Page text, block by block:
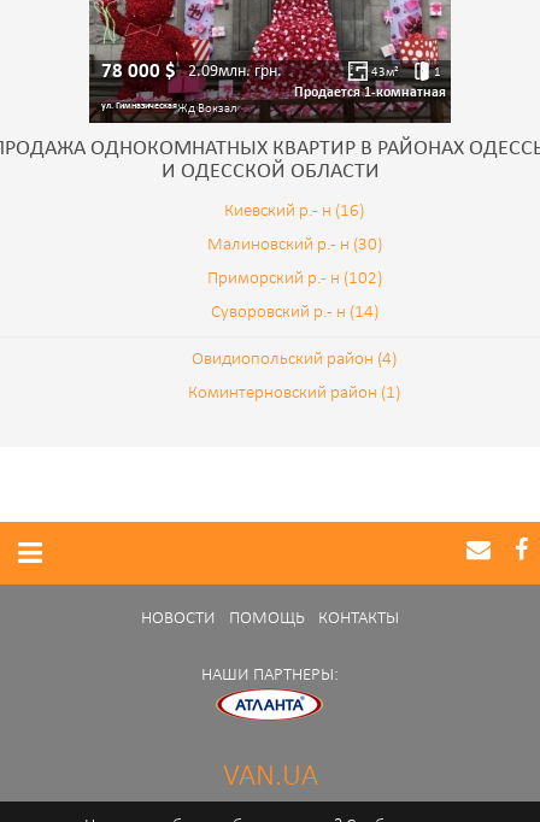
78 000$ 2.09млн.грн. 43м² 1
Продается 1-комнатная
ул. ГимназическаяЖд Вокзал
ОДНОКОМНАТНЫХ КВАРТИР В РАЙОНАХ
И ОДЕССКОЙ ОБЛАСТИ
Киевский р.- н (16)
Малиновский р.- н (30)
Приморский р.- н (102)
Суворовский р.- н (14)
Овидиопольский район (4)
Коминтерновский район (1)
НОВОСТИ ПОМОЩЬ КОНТАКТЫ
НАШИ ПАРТНЕРЫ:
VAN.UA